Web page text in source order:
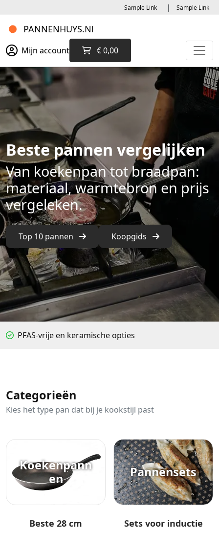
Sample Link | Sample Link
Mijn account € 0,00
Beste pannen vergelijken
Van koekenpan tot braadpan:
materiaal, warmtebron en prijs
vergeleken.
Top 10 pannen Koopgids
PFAS-vrije en keramische opties
Categorieën
Kies het type pan dat bij je kookstijl past
Koekenpann
en
Beste 28 cm
Pannensets
Sets voor inductie